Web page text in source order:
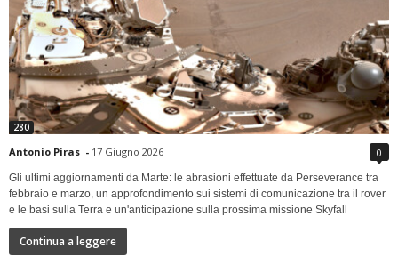
280
Antonio Piras - 17 Giugno 2026 0
Gli ultimi aggiornamenti da Marte: le abrasioni effettuate da Perseverance tra
febbraio e marzo, un approfondimento sui sistemi di comunicazione tra il rover
e le basi sulla Terra e un'anticipazione sulla prossima missione Skyfall
Continua a leggere